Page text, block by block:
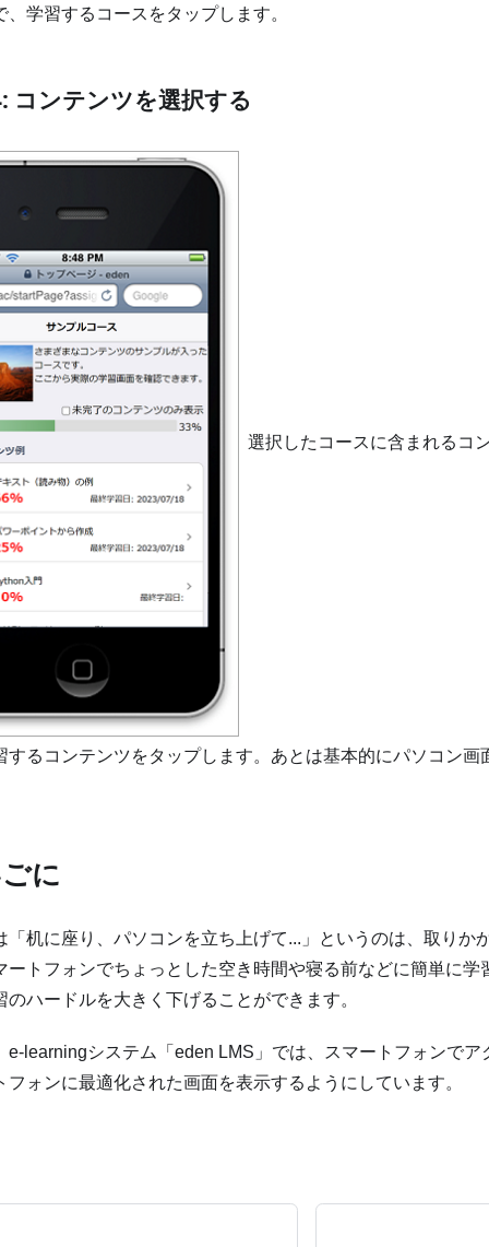
、学習するコースをタップします。
コンテンツを選択する
選択したコースに含まれるコ
するコンテンツをタップします。あとは基本的にパソコン画
に
「机に座り、パソコンを立ち上げて...」というのは、取りか
ートフォンでちょっとした空き時間や寝る前などに簡単に学
のハードルを大きく下げることができます。
e-learningシステム「eden LMS」では、スマートフォンでア
フォンに最適化された画面を表示するようにしています。